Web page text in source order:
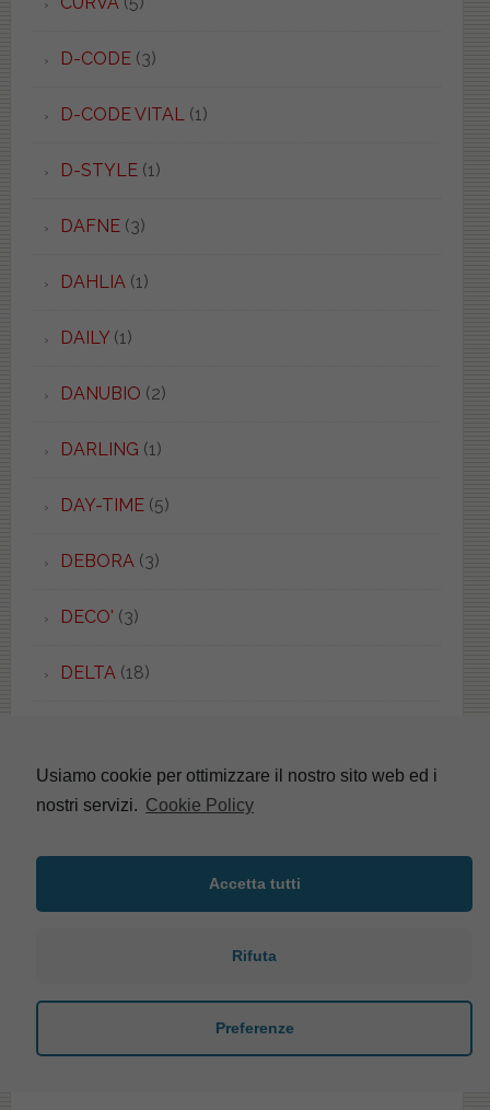
D-CODE(3)
D-CODE VITAL (1)
D-STYLE(1)
DAFNE(3)
DAHLIA (1)
DAILY(1)
DANUBIO (2)
DARLING (1)
DAY-TIME(5)
DEBORA (3)
DECO' (3)
DELTA (18)
DEVON&DEVON(1)
DILVA(1)
DINO(2)
Usiamo cookie per ottimizzare il nostro sito web ed i
nostri servizi. Cookie Policy
Accetta tutti
Rifuta
Preferenze